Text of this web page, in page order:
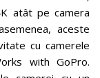
atât pe camera
aceste
cu camerele
with GoPro.